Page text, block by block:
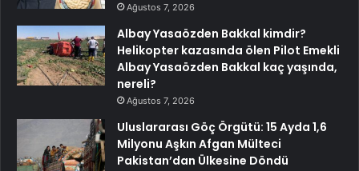
Ağustos 7, 2026
Albay Yasaözden Bakkal kimdir?
Helikopter kazasında ölen Pilot Emekli
Albay Yasaözden Bakkal kaç yaşında,
nereli?
Ağustos 7, 2026
Uluslararası Göç Örgütü: 15 Ayda 1,6
Milyonu Aşkın Afgan Mülteci
Pakistan’dan Ülkesine Döndü